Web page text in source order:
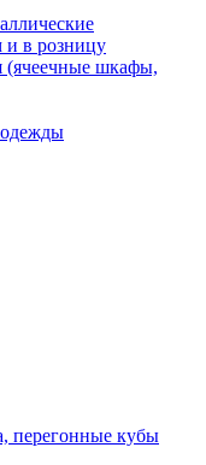
и в розницу
(ячеечные шкафы,
перегонные кубы